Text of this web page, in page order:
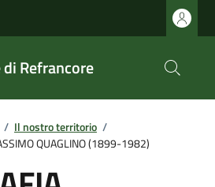
Refrancore
/ Il nostro territorio /
QUAGLINO (1899-1982)